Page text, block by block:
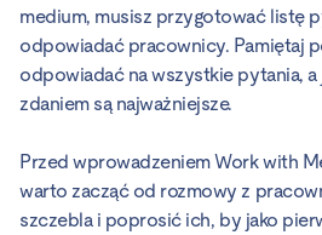
medium, musisz przygotować listę
odpowiadać pracownicy. Pamiętaj
odpowiadać na wszystkie pytania,
zdaniem są najważniejsze.
Przed wprowadzeniem Work with
warto zacząć od rozmowy z
szczebla i poprosić ich, by jako